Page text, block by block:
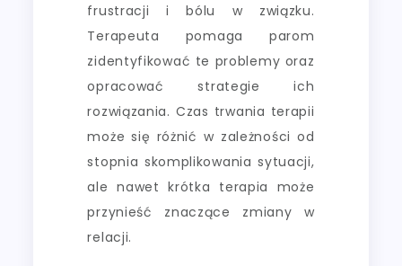
frustracji i bólu w związku.
Terapeuta pomaga parom
zidentyfikować te problemy oraz
opracować strategie ich
rozwiązania. Czas trwania terapii
może się różnić w zależności od
stopnia skomplikowania sytuacji,
ale nawet krótka terapia może
przynieść znaczące zmiany w
relacji.